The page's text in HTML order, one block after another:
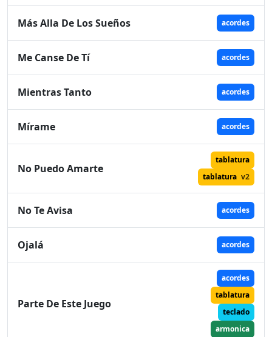
Más Alla De Los Sueños acordes
Me Canse De Tí acordes
Mientras Tanto acordes
Mírame acordes
No Puedo Amarte
tablatura
tablatura v2
No Te Avisa acordes
Ojalá acordes
Parte De Este Juego
acordes
tablatura
teclado
armonica